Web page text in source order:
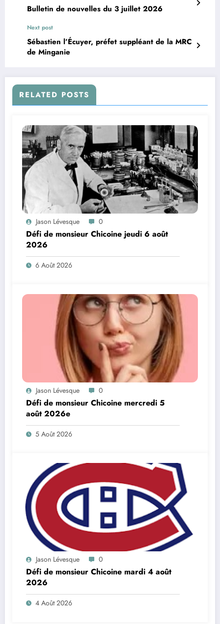
Bulletin de nouvelles du 3 juillet 2026
Next post
Sébastien l’Écuyer, préfet suppléant de la MRC
de Minganie
RELATED POSTS
Jason Lévesque 0
Défi de monsieur Chicoine jeudi 6 août
2026
6 Août 2026
Jason Lévesque 0
Défi de monsieur Chicoine mercredi 5
août 2026e
5 Août 2026
Jason Lévesque 0
Défi de monsieur Chicoine mardi 4 août
2026
4 Août 2026